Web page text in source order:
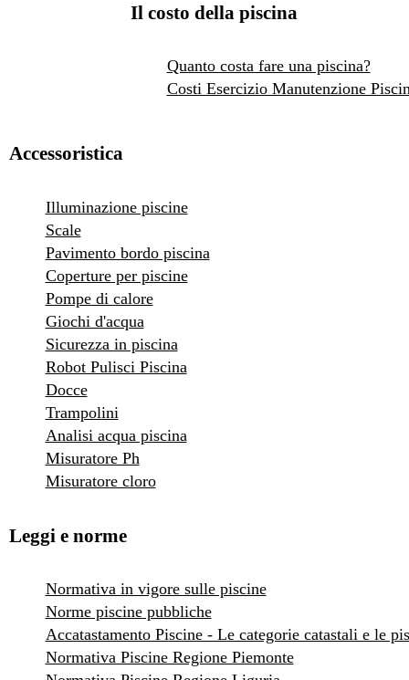
Il costo della piscina
Quanto costa fare una piscina?
Costi Esercizio Manutenzione
Accessoristica
Illuminazione piscine
Scale
Pavimento bordo piscina
Coperture per piscine
Pompe di calore
Giochi d'acqua
Sicurezza in piscina
Robot Pulisci Piscina
Docce
Trampolini
Analisi acqua piscina
Misuratore Ph
Misuratore cloro
Leggi e norme
Normativa in vigore sulle piscine
Norme piscine pubbliche
Accatastamento Piscine - Le categorie catastali e le
Normativa Piscine Regione Piemonte